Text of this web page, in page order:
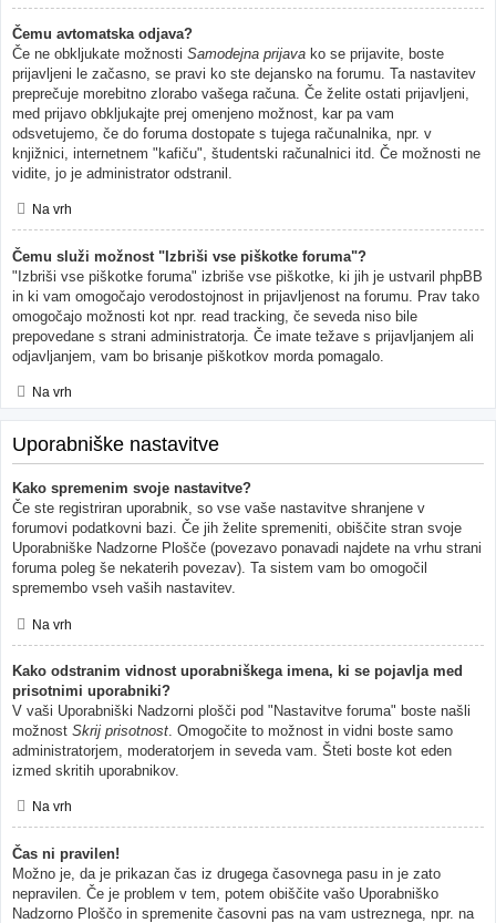
Čemu avtomatska odjava?
Če ne obkljukate možnosti Samodejna prijava ko se prijavite, boste
prijavljeni le začasno, se pravi ko ste dejansko na forumu. Ta nastavitev
preprečuje morebitno zlorabo vašega računa. Če želite ostati prijavljeni,
med prijavo obkljukajte prej omenjeno možnost, kar pa vam
odsvetujemo, če do foruma dostopate s tujega računalnika, npr. v
knjižnici, internetnem "kafiču", študentski računalnici itd. Če možnosti ne
vidite, jo je administrator odstranil.
Na vrh
Čemu služi možnost "Izbriši vse piškotke foruma"?
"Izbriši vse piškotke foruma" izbriše vse piškotke, ki jih je ustvaril phpBB
in ki vam omogočajo verodostojnost in prijavljenost na forumu. Prav tako
omogočajo možnosti kot npr. read tracking, če seveda niso bile
prepovedane s strani administratorja. Če imate težave s prijavljanjem ali
odjavljanjem, vam bo brisanje piškotkov morda pomagalo.
Na vrh
Uporabniške nastavitve
Kako spremenim svoje nastavitve?
Če ste registriran uporabnik, so vse vaše nastavitve shranjene v
forumovi podatkovni bazi. Če jih želite spremeniti, obiščite stran svoje
Uporabniške Nadzorne Plošče (povezavo ponavadi najdete na vrhu strani
foruma poleg še nekaterih povezav). Ta sistem vam bo omogočil
spremembo vseh vaših nastavitev.
Na vrh
Kako odstranim vidnost uporabniškega imena, ki se pojavlja med
prisotnimi uporabniki?
V vaši Uporabniški Nadzorni plošči pod "Nastavitve foruma" boste našli
možnost Skrij prisotnost . Omogočite to možnost in vidni boste samo
administratorjem, moderatorjem in seveda vam. Šteti boste kot eden
izmed skritih uporabnikov.
Na vrh
Čas ni pravilen!
Možno je, da je prikazan čas iz drugega časovnega pasu in je zato
nepravilen. Če je problem v tem, potem obiščite vašo Uporabniško
Nadzorno Ploščo in spremenite časovni pas na vam ustreznega, npr. na